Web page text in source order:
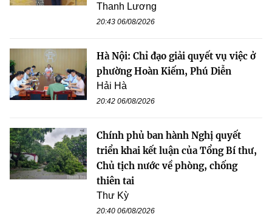
Thanh Lương
20:43 06/08/2026
Hà Nội: Chỉ đạo giải quyết vụ việc ở
phường Hoàn Kiếm, Phú Diễn
Hải Hà
20:42 06/08/2026
Chính phủ ban hành Nghị quyết
triển khai kết luận của Tổng Bí thư,
Chủ tịch nước về phòng, chống
thiên tai
Thư Kỳ
20:40 06/08/2026